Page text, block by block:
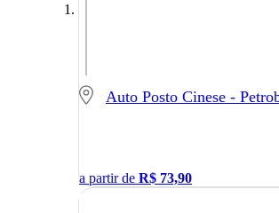
a partir de R$ 73,90